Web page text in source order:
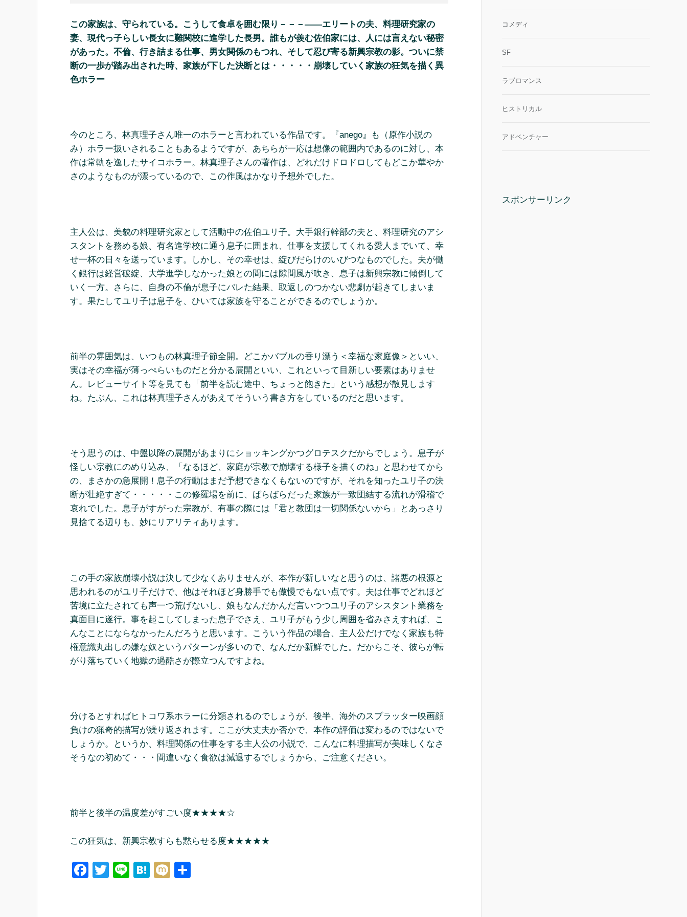
この家族は、守られている。こうして食卓を囲む限り－－－――エリートの夫、料理研究家の
妻、現代っ子らしい長女に難関校に進学した長男。誰もが羨む佐伯家には、人には言えない秘密
があった。不倫、行き詰まる仕事、男女関係のもつれ、そして忍び寄る新興宗教の影。ついに禁
断の一歩が踏み出された時、家族が下した決断とは・・・・・崩壊していく家族の狂気を描く異
色ホラー
今のところ、林真理子さん唯一のホラーと言われている作品です。『anego』も（原作小説の
み）ホラー扱いされることもあるようですが、あちらが一応は想像の範囲内であるのに対し、本
作は常軌を逸したサイコホラー。林真理子さんの著作は、どれだけドロドロしてもどこか華やか
さのようなものが漂っているので、この作風はかなり予想外でした。
主人公は、美貌の料理研究家として活動中の佐伯ユリ子。大手銀行幹部の夫と、料理研究のアシ
スタントを務める娘、有名進学校に通う息子に囲まれ、仕事を支援してくれる愛人までいて、幸
せ一杯の日々を送っています。しかし、その幸せは、綻びだらけのいびつなものでした。夫が働
く銀行は経営破綻、大学進学しなかった娘との間には隙間風が吹き、息子は新興宗教に傾倒して
いく一方。さらに、自身の不倫が息子にバレた結果、取返しのつかない悲劇が起きてしまいま
す。果たしてユリ子は息子を、ひいては家族を守ることができるのでしょうか。
前半の雰囲気は、いつもの林真理子節全開。どこかバブルの香り漂う＜幸福な家庭像＞といい、
実はその幸福が薄っぺらいものだと分かる展開といい、これといって目新しい要素はありませ
ん。レビューサイト等を見ても「前半を読む途中、ちょっと飽きた」という感想が散見します
ね。たぶん、これは林真理子さんがあえてそういう書き方をしているのだと思います。
そう思うのは、中盤以降の展開があまりにショッキングかつグロテスクだからでしょう。息子が
怪しい宗教にのめり込み、「なるほど、家庭が宗教で崩壊する様子を描くのね」と思わせてから
の、まさかの急展開！息子の行動はまだ予想できなくもないのですが、それを知ったユリ子の決
断が壮絶すぎて・・・・・この修羅場を前に、ばらばらだった家族が一致団結する流れが滑稽で
哀れでした。息子がすがった宗教が、有事の際には「君と教団は一切関係ないから」とあっさり
見捨てる辺りも、妙にリアリティあります。
この手の家族崩壊小説は決して少なくありませんが、本作が新しいなと思うのは、諸悪の根源と
思われるのがユリ子だけで、他はそれほど身勝手でも傲慢でもない点です。夫は仕事でどれほど
苦境に立たされても声一つ荒げないし、娘もなんだかんだ言いつつユリ子のアシスタント業務を
真面目に遂行。事を起こしてしまった息子でさえ、ユリ子がもう少し周囲を省みさえすれば、こ
んなことにならなかったんだろうと思います。こういう作品の場合、主人公だけでなく家族も特
権意識丸出しの嫌な奴というパターンが多いので、なんだか新鮮でした。だからこそ、彼らが転
がり落ちていく地獄の過酷さが際立つんですよね。
分けるとすればヒトコワ系ホラーに分類されるのでしょうが、後半、海外のスプラッター映画顔
負けの猟奇的描写が繰り返されます。ここが大丈夫か否かで、本作の評価は変わるのではないで
しょうか。というか、料理関係の仕事をする主人公の小説で、こんなに料理描写が美味しくなさ
そうなの初めて・・・間違いなく食欲は減退するでしょうから、ご注意ください。
前半と後半の温度差がすごい度★★★★☆
この狂気は、新興宗教すらも黙らせる度★★★★★
F
T
Li
H
M
コメディ
SF
ラブロマンス
ヒストリカル
アドベンチャー
スポンサーリンク